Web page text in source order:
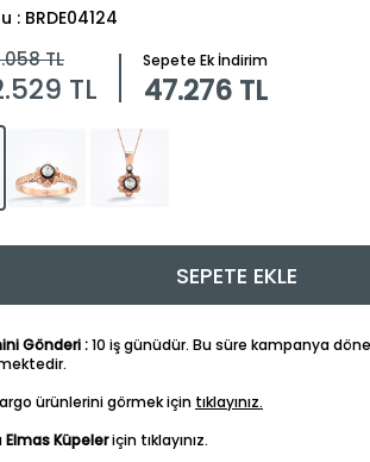
: BRDE04124
TL
TL
Sepete Ek İndirim
47.276 TL
SEPETE EKLE
Gönderi :10 iş günüdür. Bu süre kampanya
ürünlerini görmek için tıklayınız.
Elmas Küpeleriçin tıklayınız.